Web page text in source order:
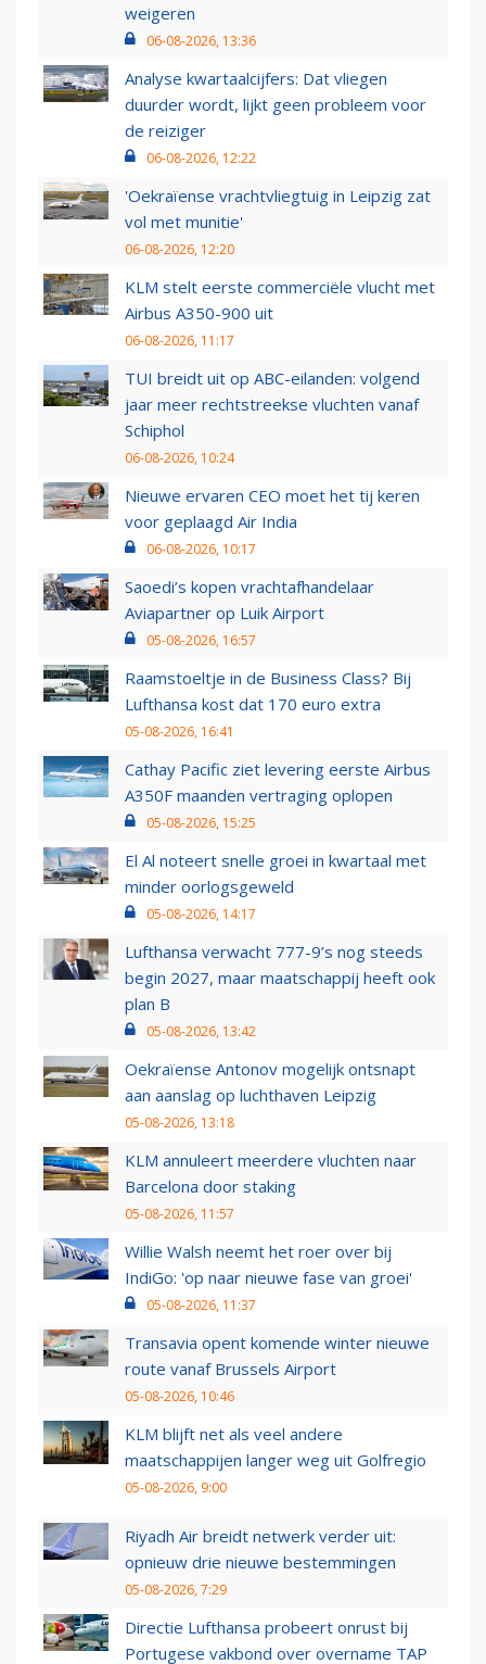
weigeren
06-08-2026, 13:36
Analyse kwartaalcijfers: Dat vliegen
duurder wordt, lijkt geen probleem voor
de reiziger
06-08-2026, 12:22
'Oekraïense vrachtvliegtuig in Leipzig zat
vol met munitie'
06-08-2026, 12:20
KLM stelt eerste commerciële vlucht met
Airbus A350-900 uit
06-08-2026, 11:17
TUI breidt uit op ABC-eilanden: volgend
jaar meer rechtstreekse vluchten vanaf
Schiphol
06-08-2026, 10:24
Nieuwe ervaren CEO moet het tij keren
voor geplaagd Air India
06-08-2026, 10:17
Saoedi’s kopen vrachtafhandelaar
Aviapartner op Luik Airport
05-08-2026, 16:57
Raamstoeltje in de Business Class? Bij
Lufthansa kost dat 170 euro extra
05-08-2026, 16:41
Cathay Pacific ziet levering eerste Airbus
A350F maanden vertraging oplopen
05-08-2026, 15:25
El Al noteert snelle groei in kwartaal met
minder oorlogsgeweld
05-08-2026, 14:17
Lufthansa verwacht 777-9’s nog steeds
begin 2027, maar maatschappij heeft ook
plan B
05-08-2026, 13:42
Oekraïense Antonov mogelijk ontsnapt
aan aanslag op luchthaven Leipzig
05-08-2026, 13:18
KLM annuleert meerdere vluchten naar
Barcelona door staking
05-08-2026, 11:57
Willie Walsh neemt het roer over bij
IndiGo: 'op naar nieuwe fase van groei'
05-08-2026, 11:37
Transavia opent komende winter nieuwe
route vanaf Brussels Airport
05-08-2026, 10:46
KLM blijft net als veel andere
maatschappijen langer weg uit Golfregio
05-08-2026, 9:00
Riyadh Air breidt netwerk verder uit:
opnieuw drie nieuwe bestemmingen
05-08-2026, 7:29
Directie Lufthansa probeert onrust bij
Portugese vakbond over overname TAP